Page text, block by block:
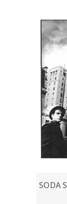
SODA